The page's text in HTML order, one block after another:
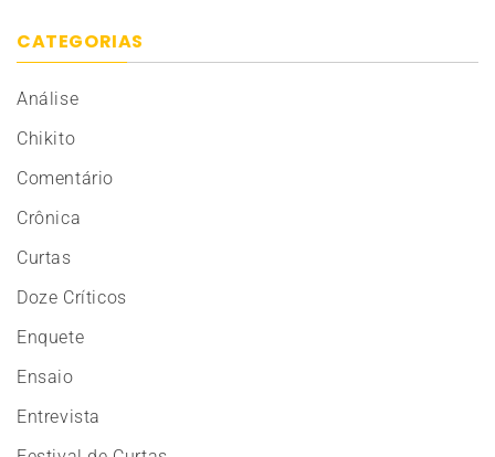
CATEGORIAS
Análise
Chikito
Comentário
Crônica
Curtas
Doze Críticos
Enquete
Ensaio
Entrevista